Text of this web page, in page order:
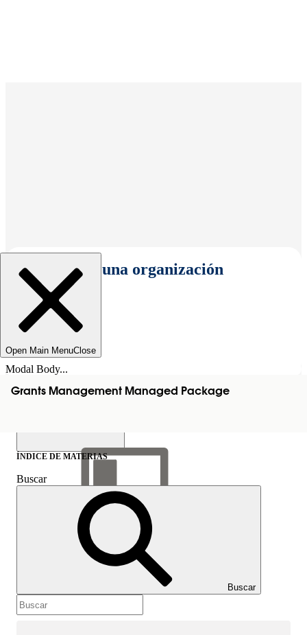
Seleccionar una organización
Open Main MenuClose
Modal Body...
Grants Management Managed Package
Mostrar índice de
materias
Índice de materias
ÍNDICE DE MATERIAS
Buscar
Buscar